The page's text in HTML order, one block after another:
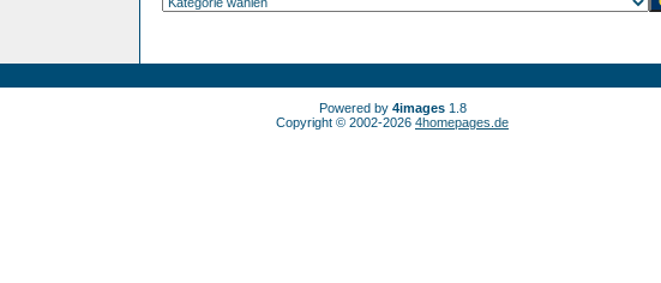
Powered by 4images1.8
Copyright © 2002-2026 4homepages.de